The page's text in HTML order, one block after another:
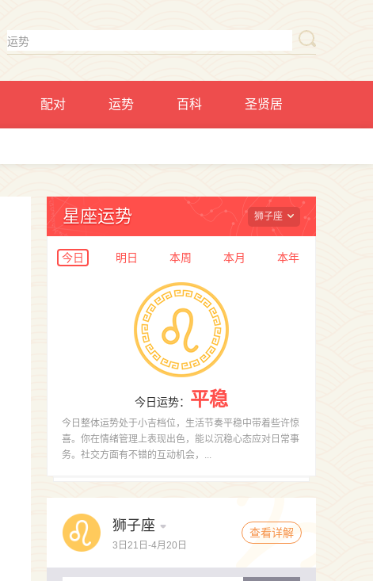
配对 运势 百科 圣贤居
星座运势 狮子座
今日 明日 本周 本月 本年
今日运势： 平稳
今日整体运势处于小吉档位，生活节奏平稳中带着些许惊
喜。你在情绪管理上表现出色，能以沉稳心态应对日常事
务。社交方面有不错的互动机会，...
狮子座
3日21日-4月20日
查看详解